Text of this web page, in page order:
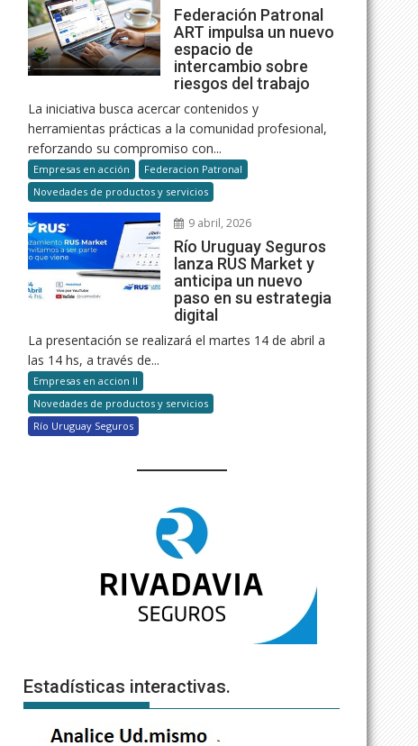
Federación Patronal
ART impulsa un nuevo
espacio de
intercambio sobre
riesgos del trabajo
La iniciativa busca acercar contenidos y
herramientas prácticas a la comunidad profesional,
reforzando su compromiso con...
Empresas en acción
Federacion Patronal
Novedades de productos y servicios
9 abril, 2026
Río Uruguay Seguros
lanza RUS Market y
anticipa un nuevo
paso en su estrategia
digital
La presentación se realizará el martes 14 de abril a
las 14 hs, a través de...
Empresas en accion II
Novedades de productos y servicios
Río Uruguay Seguros
Estadísticas interactivas.